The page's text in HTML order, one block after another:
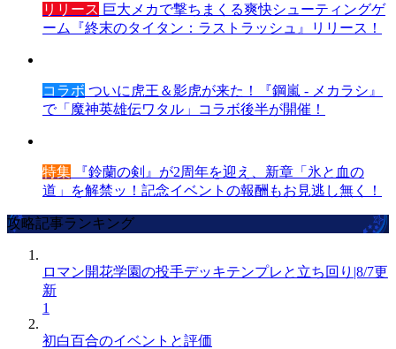
リリース 巨大メカで撃ちまくる爽快シューティングゲ
ーム『終末のタイタン：ラストラッシュ』リリース！
コラボ ついに虎王＆影虎が来た！『鋼嵐 - メカラシ』
で「魔神英雄伝ワタル」コラボ後半が開催！
特集 『鈴蘭の剣』が2周年を迎え、新章「氷と血の
道」を解禁ッ！記念イベントの報酬もお見逃し無く！
攻略記事ランキング
ロマン開花学園の投手デッキテンプレと立ち回り|8/7更
新
1
初白百合のイベントと評価